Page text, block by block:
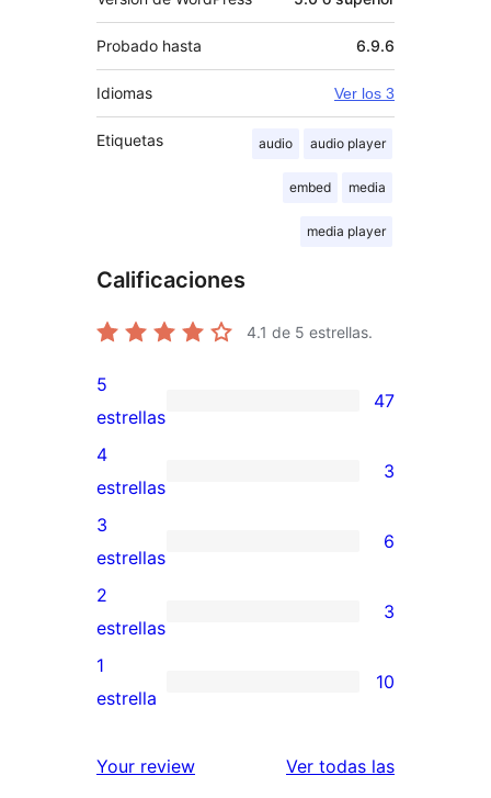
Probado hasta 6.9.6
Idiomas Ver los 3
Etiquetas audio audio player
embed media
media player
Calificaciones
4.1 de 5 estrellas.
47
valoraciones
de
5
estrellas
5
estrellas
47
3
valoraciones
de
4
estrellas
4
estrellas
3
6
valoraciones
de
3
estrellas
3
estrellas
6
3
valoraciones
de
estrellas
2
estrellas
3
10
de
1
estrella
10
Your review Ver todas lasreseñas